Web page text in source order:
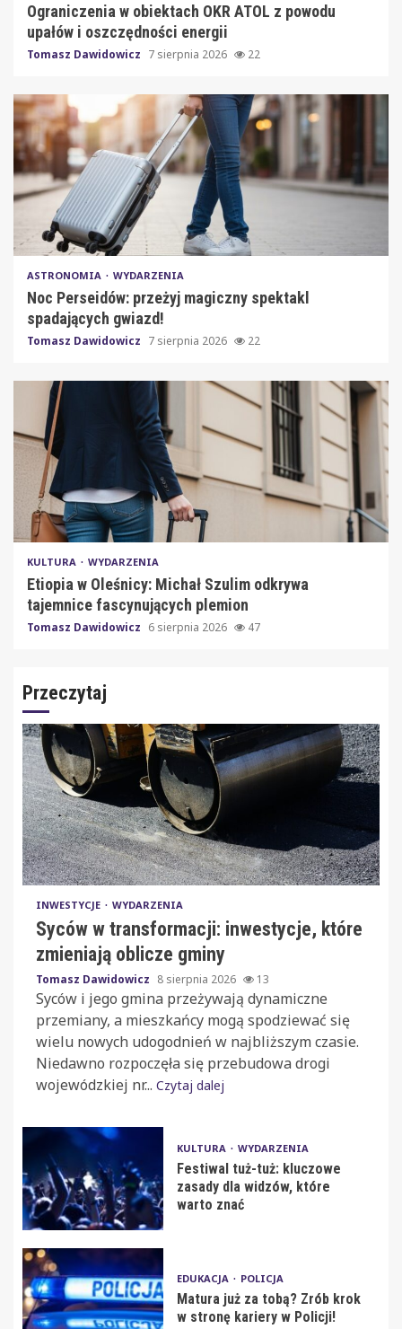
Ograniczenia w obiektach OKR ATOL z powodu
upałów i oszczędności energii
Tomasz Dawidowicz 7 sierpnia 2026 22
ASTRONOMIA WYDARZENIA
Noc Perseidów: przeżyj magiczny spektakl
spadających gwiazd!
Tomasz Dawidowicz 7 sierpnia 2026 22
KULTURA WYDARZENIA
Etiopia w Oleśnicy: Michał Szulim odkrywa
tajemnice fascynujących plemion
Tomasz Dawidowicz 6 sierpnia 2026 47
Przeczytaj
INWESTYCJE WYDARZENIA
Syców w transformacji: inwestycje, które
zmieniają oblicze gminy
Tomasz Dawidowicz 8 sierpnia 2026 13
Syców i jego gmina przeżywają dynamiczne
przemiany, a mieszkańcy mogą spodziewać się
wielu nowych udogodnień w najbliższym czasie.
Niedawno rozpoczęła się przebudowa drogi
wojewódzkiej nr... Czytaj dalej
KULTURA WYDARZENIA
Festiwal tuż-tuż: kluczowe
zasady dla widzów, które
warto znać
EDUKACJA POLICJA
Matura już za tobą? Zrób krok
w stronę kariery w Policji!